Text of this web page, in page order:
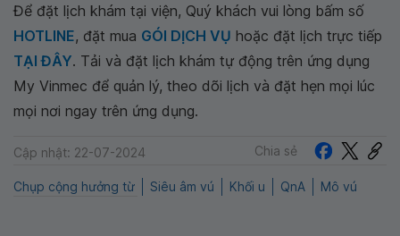
Để đặt lịch khám tại viện, Quý khách vui lòng bấm số
HOTLINE, đặt mua GÓI DỊCH VỤ hoặc đặt lịch trực tiếp
TẠI ĐÂY. Tải và đặt lịch khám tự động trên ứng dụng
My Vinmec để quản lý, theo dõi lịch và đặt hẹn mọi lúc
mọi nơi ngay trên ứng dụng.
Cập nhật: 22-07-2024 Chia sẻ
Chụp cộng hưởng từ Siêu âm vú Khối u QnA Mô vú